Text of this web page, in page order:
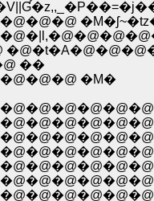
��
�M�